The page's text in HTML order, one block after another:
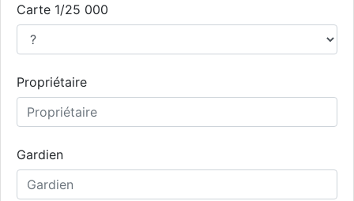
Carte 1/25 000
Propriétaire
Gardien